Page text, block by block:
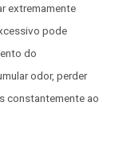
extremamente
pode
do
odor, perder
constantemente ao